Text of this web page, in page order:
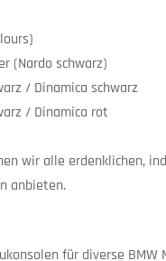
(Nardo schwarz)
/ Dinamica schwarz
/ Dinamica rot
wir alle erdenklichen,
anbieten.
für diverse BMW